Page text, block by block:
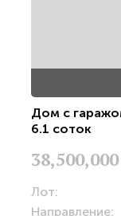
Дом с
6.1 соток
38,500,000
Лот:
Направление: